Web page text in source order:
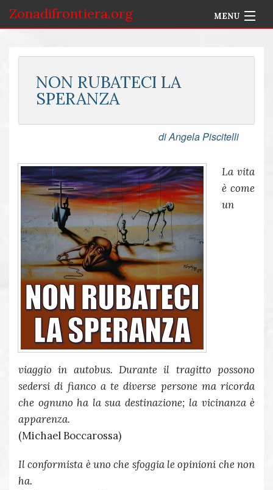
Zonadifrontiera.org MENU
Accedi
NON RUBATECI LA
SPERANZA
di Angela Piscitelli
La vita
è come
un
viaggio in autobus. Durante il tragitto possono
sedersi di fianco a te diverse persone ma ricorda
che ognuno ha la sua destinazione; la vicinanza è
apparenza.
(Michael Boccarossa)
Il conformista è uno che sfoggia le opinioni che non
ha.